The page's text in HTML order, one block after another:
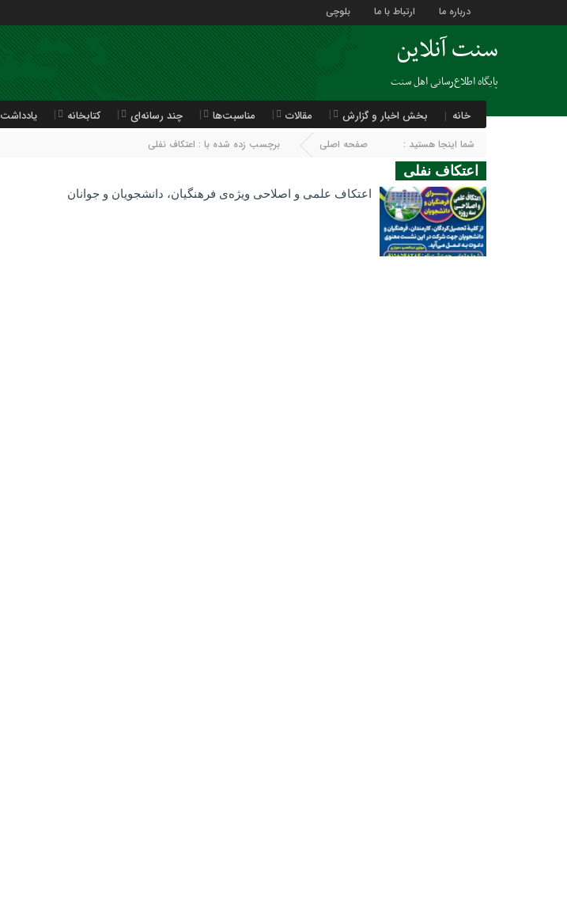
درباره ما ارتباط با ما بلوچی
سنت آنلاین
پایگاه اطلاع‌رسانی اهل سنت
خانه بخش اخبار و گزارش مقالات مناسبت‌ها چند رسانه‌ای کتابخانه یادداشت
شما اینجا هستید : صفحه اصلی برچسب زده شده با : اعتکاف نفلی
اعتکاف نفلی
13 مارس 2025
اعتکاف علمی و اصلاحی ویژه‌ی فرهنگیان، دانشجویان و جوانان